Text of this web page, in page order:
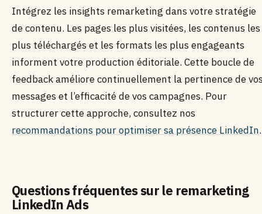
Intégrez les insights remarketing dans votre stratégie
de contenu. Les pages les plus visitées, les contenus les
plus téléchargés et les formats les plus engageants
informent votre production éditoriale. Cette boucle de
feedback améliore continuellement la pertinence de
messages et l’efficacité de vos campagnes. Pour
structurer cette approche, consultez nos
recommandations pour optimiser sa présence LinkedIn.
Questions fréquentes sur le remarketing
LinkedIn Ads